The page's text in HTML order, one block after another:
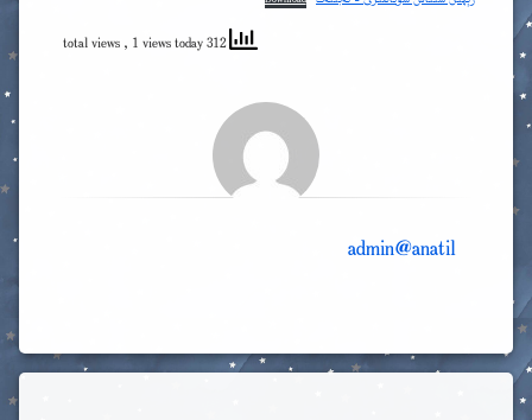
312 total views
, 1 views today
admin@anatil